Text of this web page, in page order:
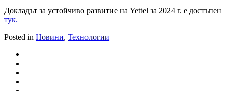
Докладът за устойчиво развитие на Yettel за 2024 г. e достъпен
тук.
Posted in Новини, Технологии